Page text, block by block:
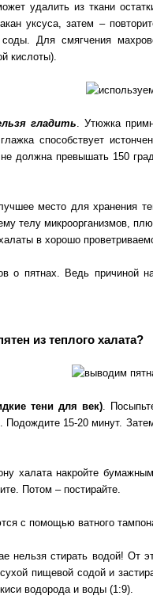
удалить из ткани
уксуса, затем –
Для смягчения
кислоты).
гладить. Утюжка
способствует
не должна превышать 150
место для хранения
телу микроорганизмов,
в хорошо
о пятнах. Ведь причиной
из теплого халата?
тени для век).
Подождите 15-20 минут.
халата накройте
Потом – постирайте.
с помощью ватного
нельзя стирать водой! От
пищевой содой и
водорода и воды (1:9).